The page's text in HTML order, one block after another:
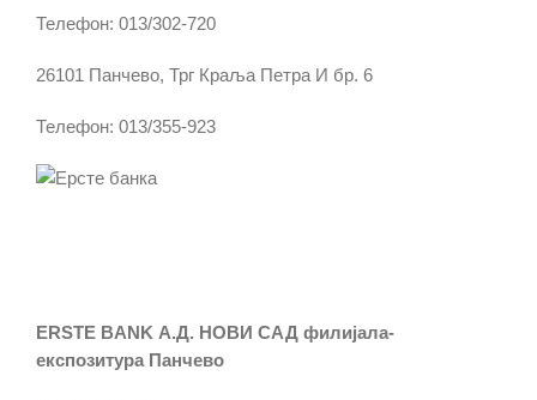
Телефон: 013/302-720
26101 Панчево, Трг Краља Петра И бр. 6
Телефон: 013/355-923
ERSTE BANK А.Д. НОВИ САД филијала-
експозитура Панчево